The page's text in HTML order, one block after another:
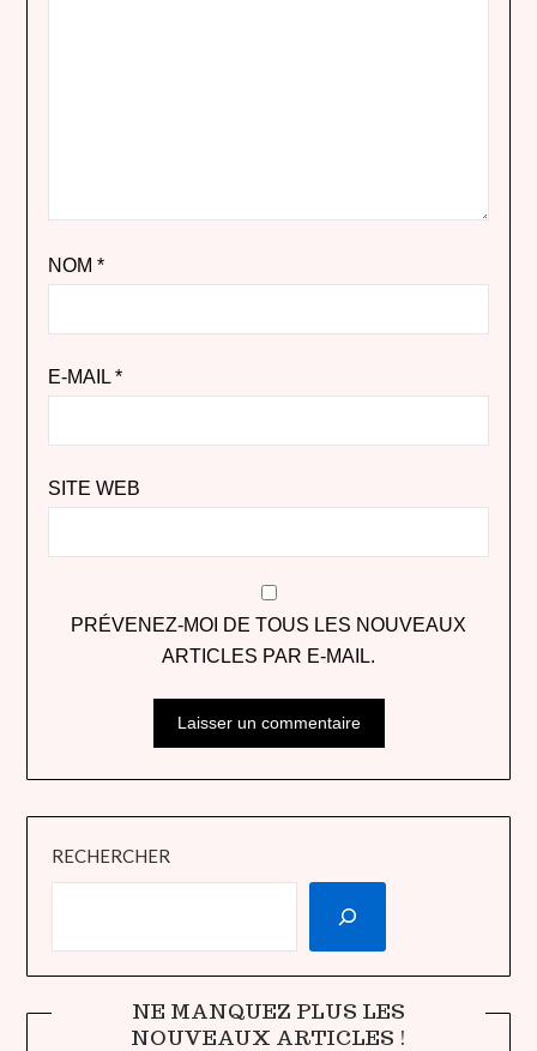
NOM *
E-MAIL *
SITE WEB
PRÉVENEZ-MOI DE TOUS LES NOUVEAUX
ARTICLES PAR E-MAIL.
RECHERCHER
NE MANQUEZ PLUS LES
NOUVEAUX ARTICLES !